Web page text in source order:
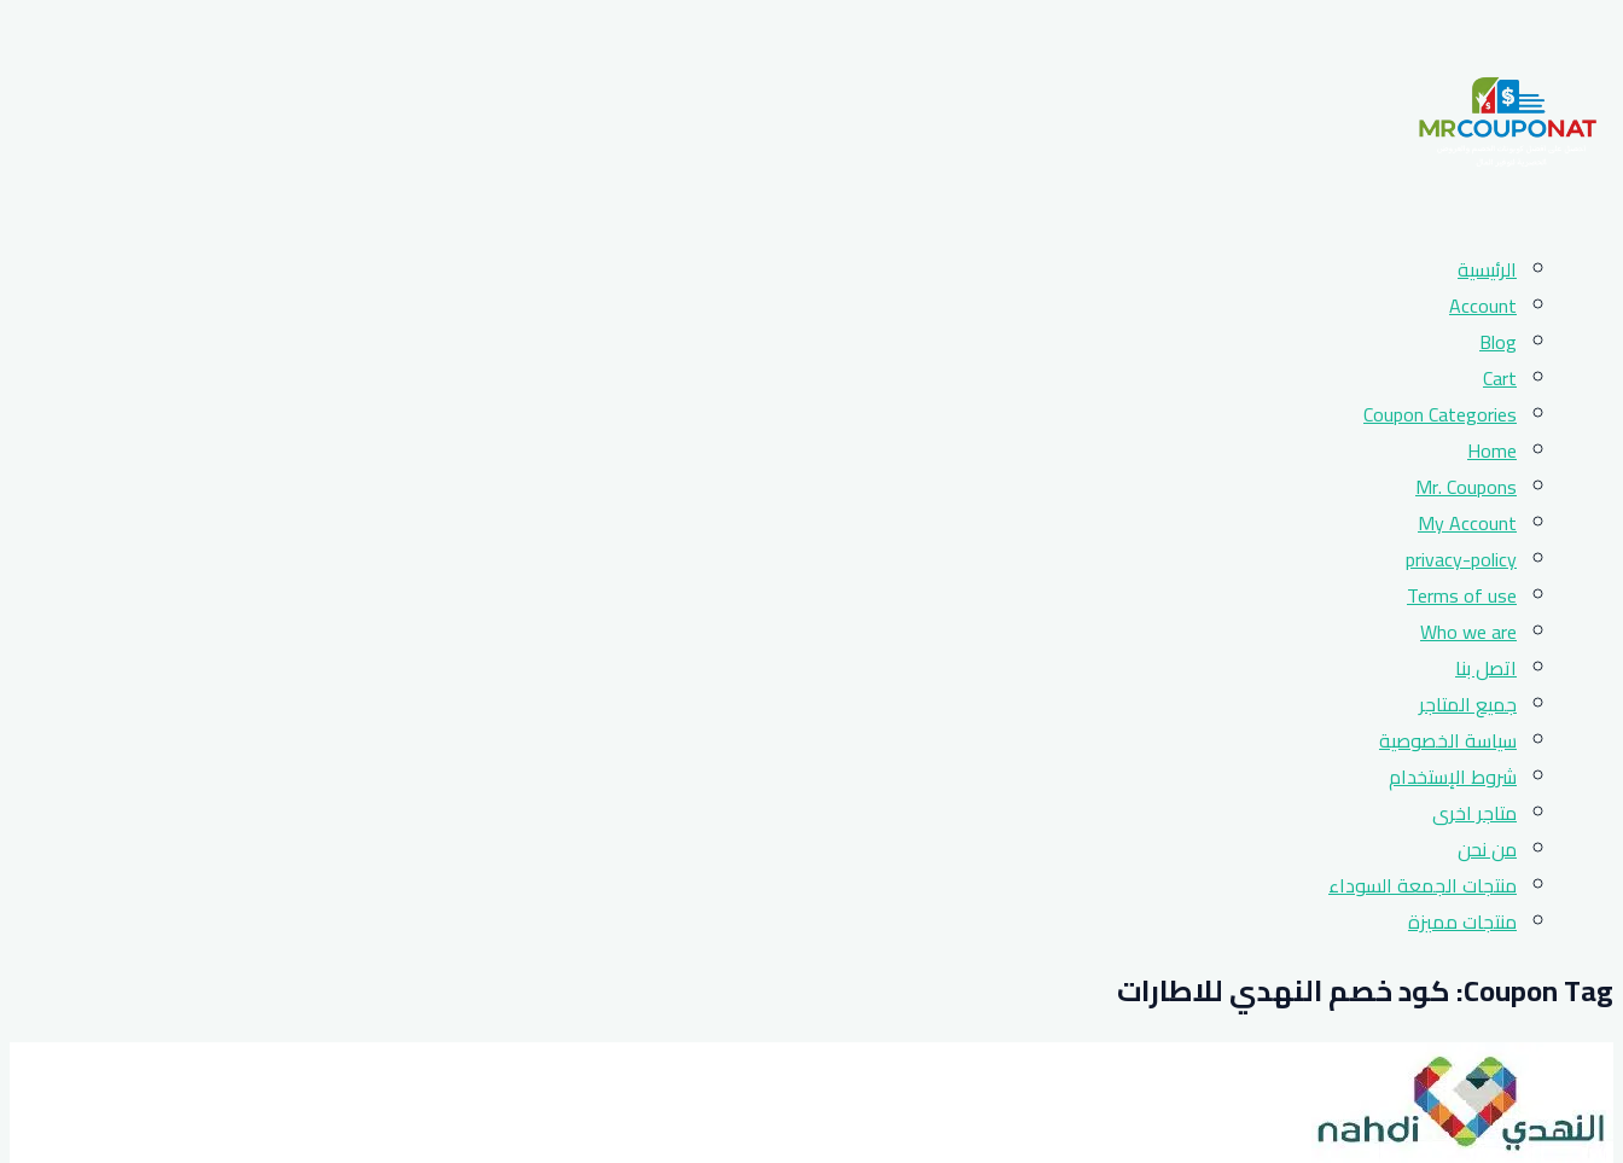
الرئيسية
Account
Blog
Cart
Coupon Categories
Home
Mr. Coupons
My Account
privacy-policy
Terms of use
Who we are
اتصل بنا
جميع المتاجر
سياسة الخصوصية
شروط الإستخدام
متاجر اخرى
من نحن
منتجات الجمعة السوداء
منتجات مميزة
Coupon Tag: كود خصم النهدي للاطارات